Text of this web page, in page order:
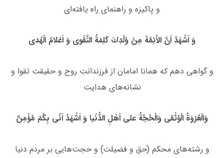
و پاكیزه و راهنماى راه یافته‌اى
وَ اَشْهَدُ اَنَّ الاَْئِمَّةَ مِنْ وُلْدِكَ كَلِمَةُ التَّقْوى وَ اَعْلامُ الْهُدى
و گواهى دهم كه همانا امامان از فرزندانت روح و حقیقت تقوا و
نشانه‌هاى هدایت
وَالْعُرْوَةُ الْوُثْقى وَالْحُجَّةُ على اَهْلِ الدُّنْیا وَ اَشْهَدُ اَنّى بِكُمْ مُؤْمِنٌ
و رشته‌هاى محكم (حق و فضیلت) و حجت‌هایى بر مردم دنیا